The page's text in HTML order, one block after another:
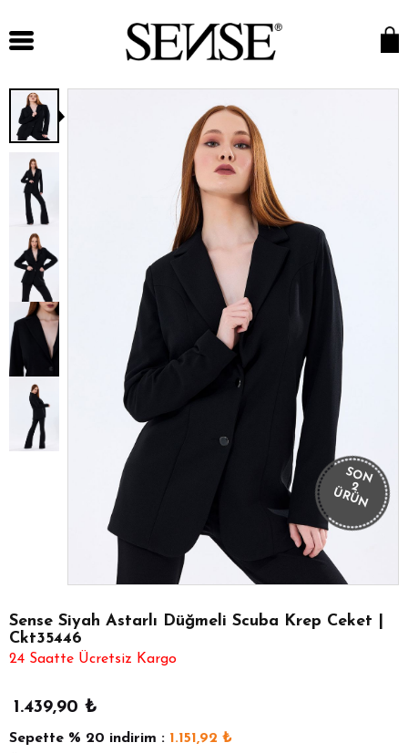
SON
2
ÜRÜN
Sense Siyah Astarlı Düğmeli Scuba Krep Ceket |
Ckt35446
24 Saatte Ücretsiz Kargo
1.439,90 ₺
Sepette % 20 indirim : 1.151,92 ₺